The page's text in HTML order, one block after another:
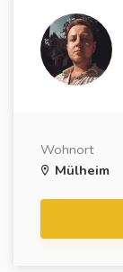
Wohnort
Mülheim